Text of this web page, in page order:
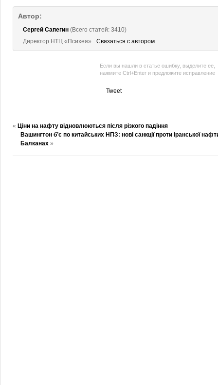
Автор:
Сергей Сапегин (Всего статей: 3410)
Директор НТЦ «Психея»
Связаться с автором
Если вы нашли в статье ошибку, выделите ее,
нажмите Ctrl+Enter и предложите исправление
Tweet
« Ціни на нафту відновлюються після різкого падіння
Вашингтон б’є по китайських НПЗ: нові санкції проти іранської
Балканах »